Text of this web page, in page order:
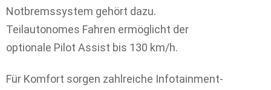
Notbremssystem gehört dazu.
Teilautonomes Fahren ermöglicht der
optionale Pilot Assist bis 130 km/h.
Für Komfort sorgen zahlreiche Infotainment-